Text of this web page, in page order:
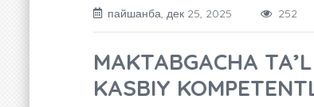
пайшанба, дек 25, 2025 252
MAKTABGACHA
KASBIY